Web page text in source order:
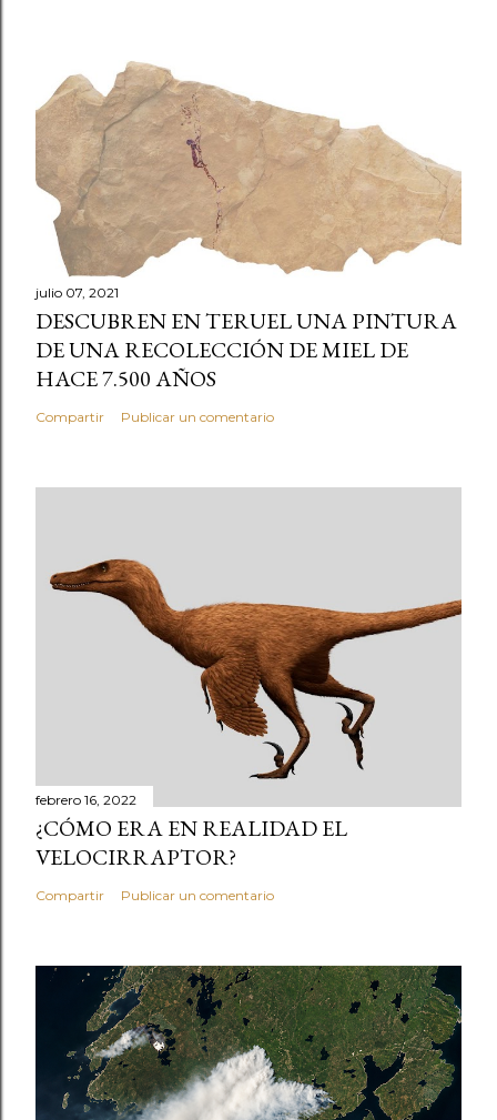
julio 07, 2021
DESCUBREN EN TERUEL UNA PINTURA
DE UNA RECOLECCIÓN DE MIEL DE
HACE 7.500 AÑOS
Compartir Publicar un comentario
febrero 16, 2022
¿CÓMO ERA EN REALIDAD EL
VELOCIRRAPTOR?
Compartir Publicar un comentario